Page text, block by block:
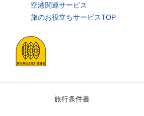
空港関連サービス
旅のお役立ちサービスTOP
旅行条件書